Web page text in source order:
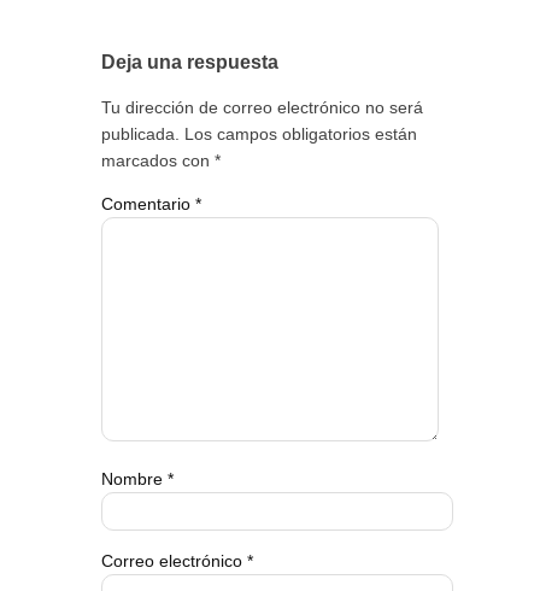
Deja una respuesta
Tu dirección de correo electrónico no será
publicada. Los campos obligatorios están
marcados con *
Comentario *
Nombre *
Correo electrónico *